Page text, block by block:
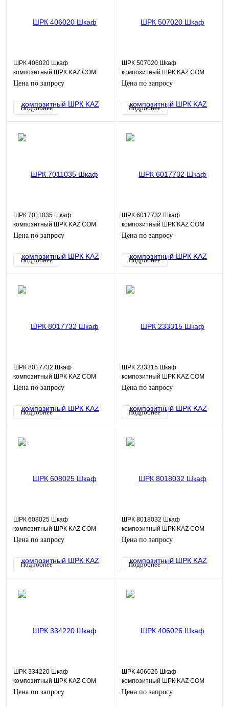
ШРК 406020 Шкаф
композитный ШРК KAZ COM
(пластик), IP65, 400х600х200
Цена по запросу
Подробнее
ШРК 507020 Шкаф
композитный ШРК KAZ COM
(пластик), IP65, 500х700х200
Цена по запросу
Подробнее
ШРК 7011035 Шкаф
композитный ШРК KAZ COM
(пластик), IP54, 700х1100х350
Цена по запросу
Подробнее
ШРК 6017732 Шкаф
композитный ШРК KAZ COM
(пластик), IP54, 600х1770х320
Цена по запросу
Подробнее
ШРК 8017732 Шкаф
композитный ШРК KAZ COM
(пластик), IP54, 800х1770х320
Цена по запросу
Подробнее
ШРК 233315 Шкаф
композитный ШРК KAZ COM
(пластик), IP65, 230х330х150
Цена по запросу
Подробнее
ШРК 608025 Шкаф
композитный ШРК KAZ COM
(пластик), IP65, 600х800х250
Цена по запросу
Подробнее
ШРК 8018032 Шкаф
композитный ШРК KAZ COM
(пластик), IP54, 800х1800х320
Цена по запросу
Подробнее
ШРК 334220 Шкаф
композитный ШРК KAZ COM
(пластик), IP65, 330х420х200
Цена по запросу
ШРК 406026 Шкаф
композитный ШРК KAZ COM
(пластик), IP65, 400х600х260
Цена по запросу